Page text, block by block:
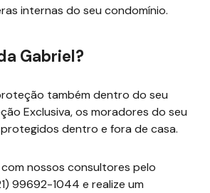
internas do seu condomínio.
Gabriel?
também dentro do seu
Exclusiva, os moradores do seu
dentro e fora de casa.
nossos consultores pelo
99692-1044 e realize um